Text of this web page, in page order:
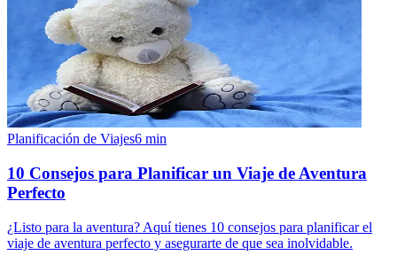
Planificación de Viajes6 min
10 Consejos para Planificar un Viaje de Aventura
Perfecto
¿Listo para la aventura? Aquí tienes 10 consejos para planificar el
viaje de aventura perfecto y asegurarte de que sea inolvidable.